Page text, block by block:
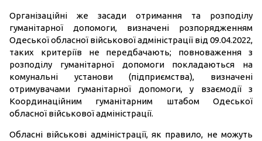
Організаційні же засади отримання та розподілу
гуманітарної допомоги, визначені розпорядженням
Одеської обласної військової адміністрації від 09.04.2022,
таких критеріїв не передбачають; повноваження з
розподілу гуманітарної допомоги покладаються на
комунальні установи (підприємства), визначені
отримувачами гуманітарної допомоги, у взаємодії з
Координаційним гуманітарним штабом Одеської
обласної військової адміністрації.
Обласні військові адміністрації, як правило, не можуть